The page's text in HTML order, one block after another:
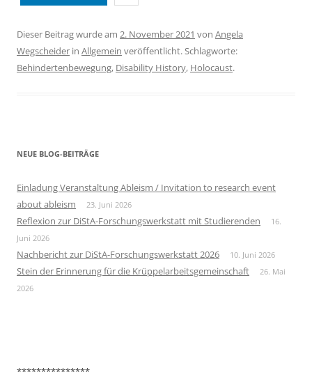
Dieser Beitrag wurde am 2. November 2021 von Angela
Wegscheider in Allgemein veröffentlicht. Schlagworte:
Behindertenbewegung, Disability History, Holocaust.
NEUE BLOG-BEITRÄGE
Einladung Veranstaltung Ableism / Invitation to research event
about ableism
23. Juni 2026
Reflexion zur DiStA-Forschungswerkstatt mit Studierenden
16.
Juni 2026
Nachbericht zur DiStA-Forschungswerkstatt 2026 10. Juni 2026
Stein der Erinnerung für die Krüppelarbeitsgemeinschaft
26. Mai
2026
***************